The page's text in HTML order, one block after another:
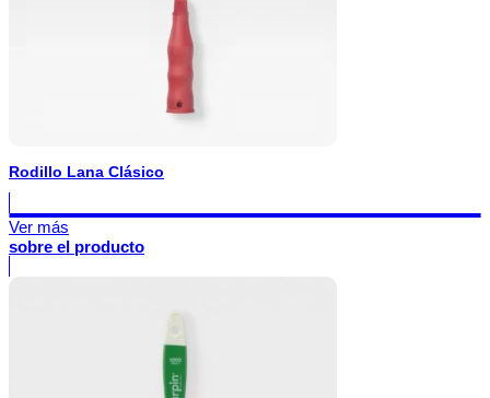
Rodillo Lana Clásico
Ver más
sobre el producto